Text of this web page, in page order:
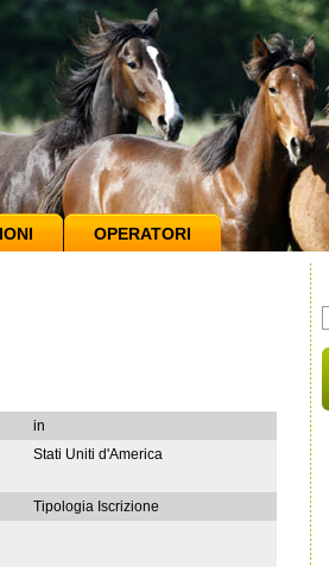
OPERATORI
in
Stati Uniti d'America
Tipologia Iscrizione